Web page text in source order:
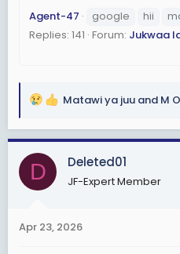
Agent-47
google hii
Replies: 141 Forum: Jukwaa
R
a
c
i
s
Matawi ya juu and M
D Deleted01
JF-Expert Member
Apr 23, 2026